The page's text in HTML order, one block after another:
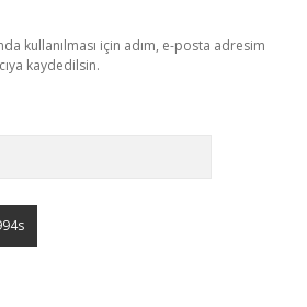
kullanılması için adım, e-posta adresim
kaydedilsin.